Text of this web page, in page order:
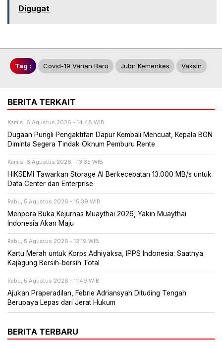
Digugat
Tag : Covid-19 Varian Baru Jubir Kemenkes Vaksin
BERITA TERKAIT
Kamis, 6 Agustus 2026 - 14:48 WIB
Dugaan Pungli Pengaktifan Dapur Kembali Mencuat, Kepala BGN
Diminta Segera Tindak Oknum Pemburu Rente
Kamis, 6 Agustus 2026 - 13:35 WIB
HIKSEMI Tawarkan Storage AI Berkecepatan 13.000 MB/s untuk
Data Center dan Enterprise
Rabu, 5 Agustus 2026 - 15:39 WIB
Menpora Buka Kejurnas Muaythai 2026, Yakin Muaythai
Indonesia Akan Maju
Rabu, 5 Agustus 2026 - 12:19 WIB
Kartu Merah untuk Korps Adhiyaksa, IPPS Indonesia: Saatnya
Kajagung Bersih-bersih Total
Rabu, 5 Agustus 2026 - 11:49 WIB
Ajukan Praperadilan, Febrie Adriansyah Dituding Tengah
Berupaya Lepas dari Jerat Hukum
BERITA TERBARU